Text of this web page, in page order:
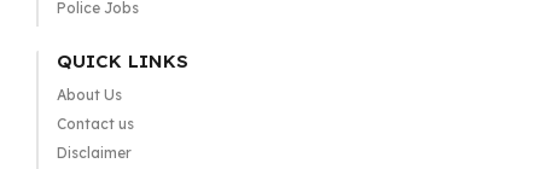
Police Jobs
QUICK LINKS
About Us
Contact us
Disclaimer